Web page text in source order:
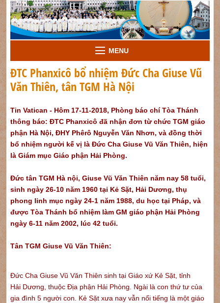
MENU
ĐTC Phanxicô bổ nhiệm Đức Cha Giuse Vũ
Văn Thiên, tân TGM Hà Nội
Tin Vatican - Hôm 17-11-2018, Phòng báo chí Tòa Thánh
thông báo: ĐTC Phanxicô đã nhận đơn từ chức TGM giáo
phận Hà Nội, ĐHY Phêrô Nguyễn Văn Nhơn, và đồng thời
bổ nhiệm người kế vị là Đức Cha Giuse Vũ Văn Thiên, hiện
là Giám mục Giáo phận Hải Phòng.
Đức tân TGM Hà nội, Giuse Vũ Văn Thiên năm nay 58 tuổi,
sinh ngày 26-10 năm 1960 tại Kẻ Sặt, Hải Dương, thụ
phong linh mục ngày 24-1 năm 1988, du học tại Pháp, và
được Tòa Thánh bổ nhiệm làm GM giáo phận Hải Phòng
ngày 6-11 năm 2002, lúc 42 tuổi.
Tân TGM Giuse Vũ Văn Thiên:
Đức Cha Giuse Vũ Văn Thiên sinh tại Giáo xứ Kẻ Sặt, tỉnh
Hải Dương, thuộc Địa phận Hải Phòng. Ngài là con thứ tư của
gia đình 5 người con. Kẻ Sặt xưa nay vẫn nổi tiếng là một giáo